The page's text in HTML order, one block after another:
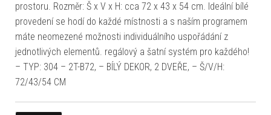
prostoru. Rozměr: Š x V x H: cca 72 x 43 x 54 cm. Ideální bílé
provedení se hodí do každé místnosti a s naším programem
máte neomezené možnosti individuálního uspořádání z
jednotlivých elementů. regálový a šatní systém pro každého!
– TYP: 304 – 2T-B72, – BÍLÝ DEKOR, 2 DVEŘE, – Š/V/H:
72/43/54 CM